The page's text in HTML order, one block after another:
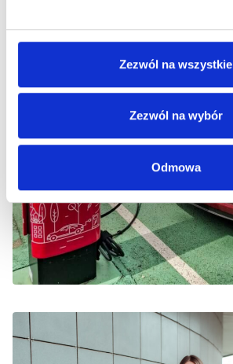
Zezwól na wszystkie
Zezwól na wybór
Odmowa